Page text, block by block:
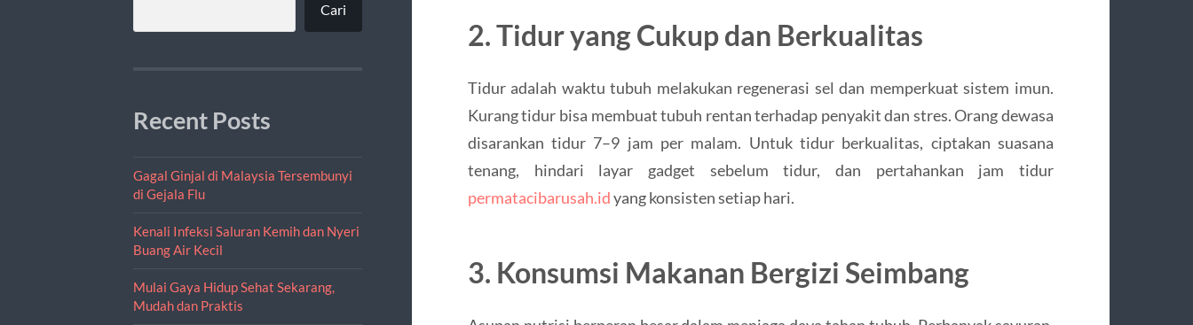
Cari
Recent Posts
Gagal Ginjal di Malaysia Tersembunyi
di Gejala Flu
Kenali Infeksi Saluran Kemih dan Nyeri
Buang Air Kecil
Mulai Gaya Hidup Sehat Sekarang,
Mudah dan Praktis
2. Tidur yang Cukup dan Berkualitas
Tidur adalah waktu tubuh melakukan regenerasi sel dan memperkuat sistem imun.
Kurang tidur bisa membuat tubuh rentan terhadap penyakit dan stres. Orang dewasa
disarankan tidur 7–9 jam per malam. Untuk tidur berkualitas, ciptakan suasana
tenang, hindari layar gadget sebelum tidur, dan pertahankan jam tidur
permatacibarusah.idyang konsisten setiap hari.
3. Konsumsi Makanan Bergizi Seimbang